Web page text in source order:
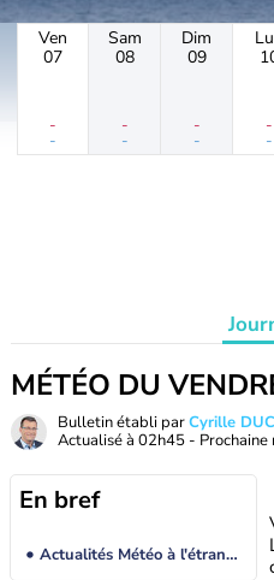
Ven
07
-
-
Sam
08
-
-
Dim
09
-
-
-
-
MÉTÉO DU
Bulletin établi parCyrille
Actualisé à 02h45 - Prochaine
En bref
Actualités Météo à l'étranger